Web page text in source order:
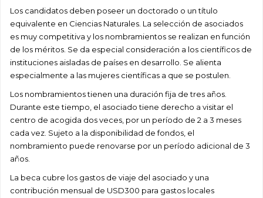
Los candidatos deben poseer un doctorado o un título
equivalente en Ciencias Naturales. La selección de asociados
es muy competitiva y los nombramientos se realizan en función
de los méritos. Se da especial consideración a los científicos de
instituciones aisladas de países en desarrollo. Se alienta
especialmente a las mujeres científicas a que se postulen.
Los nombramientos tienen una duración fija de tres años.
Durante este tiempo, el asociado tiene derecho a visitar el
centro de acogida dos veces, por un período de 2 a 3 meses
cada vez. Sujeto a la disponibilidad de fondos, el
nombramiento puede renovarse por un período adicional de 3
años.
La beca cubre los gastos de viaje del asociado y una
contribución mensual de USD300 para gastos locales